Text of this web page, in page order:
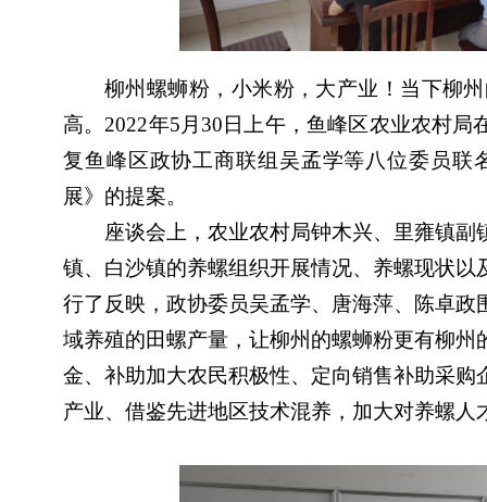
柳州螺蛳粉，小米粉，大产业！当下柳
高。2022年5月30日上午，鱼峰区农业农村
复鱼峰区政协工商联组吴孟学等八位委员联
展》的提案。
座谈会上，农业农村局钟木兴、里雍镇
镇、白沙镇的养螺组织开展情况、养螺现状
行了反映，政协委员吴孟学、唐海萍、陈卓
域养殖的田螺产量，让柳州的螺蛳粉更有柳
金、补助加大农民积极性、定向销售补助采
产业、借鉴先进地区技术混养，加大对养螺人